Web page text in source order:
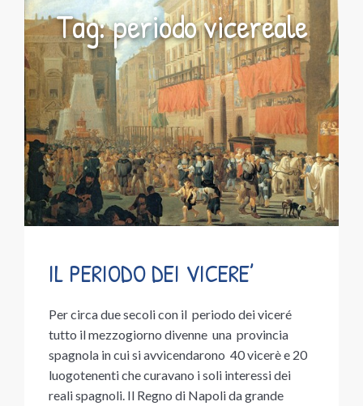
Tag: periodo vicereale
IL PERIODO DEI VICERE’
Per circa due secoli con il periodo dei viceré
tutto il mezzogiorno divenne una provincia
spagnola in cui si avvicendarono 40 vicerè e 20
luogotenenti che curavano i soli interessi dei
reali spagnoli. Il Regno di Napoli da grande